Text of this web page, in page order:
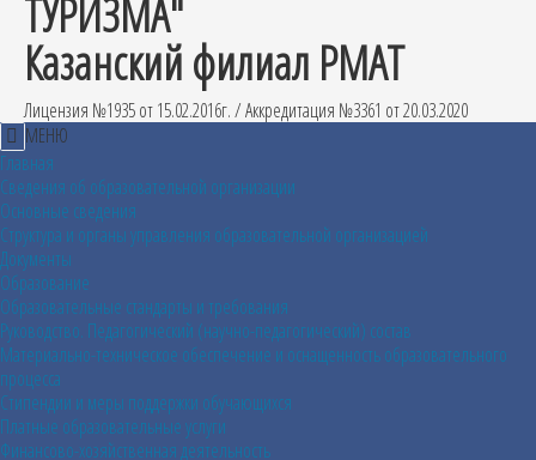
ТУРИЗМА"
Казанский филиал РМАТ
Лицензия №1935 от 15.02.2016г. / Аккредитация №3361 от 20.03.2020
МЕНЮ
Главная
Сведения об образовательной организации
Основные сведения
Структура и органы управления образовательной организацией
Документы
Образование
Образовательные стандарты и требования
Руководство. Педагогический (научно-педагогический) состав
Материально-техническое обеспечение и оснащенность образовательного
процесса
Стипендии и меры поддержки обучающихся
Платные образовательные услуги
Финансово-хозяйственная деятельность